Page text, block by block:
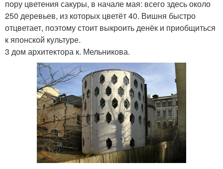
пору цветения сакуры, в начале мая: всего здесь около
250 деревьев, из которых цветёт 40. Вишня быстро
отцветает, поэтому стоит выкроить денёк и приобщиться
к японской культуре.
3 дом архитектора к. Мельникова.